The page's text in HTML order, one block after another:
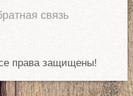
связь
права защищены!